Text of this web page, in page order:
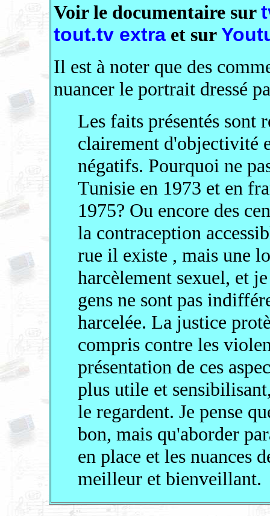
Voir le documentaire sur
tout.tv extraet sur
Il est à noter que des
nuancer le portrait dressé
Les faits présentés sont
clairement d'objectivité
négatifs. Pourquoi ne
Tunisie en 1973 et en
1975? Ou encore des
la contraception
rue il existe , mais une
harcèlement sexuel, et
gens ne sont pas
harcelée. La justice
compris contre les
présentation de ces
plus utile et
le regardent. Je pense
bon, mais qu'aborder
en place et les nuances
meilleur et bienveillant.